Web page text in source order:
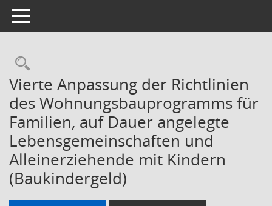
Toggle navigation
Rechercheauswahl
Vierte Anpassung der Richtlinien
des Wohnungsbauprogramms für
Familien, auf Dauer angelegte
Lebensgemeinschaften und
Alleinerziehende mit Kindern
(Baukindergeld)